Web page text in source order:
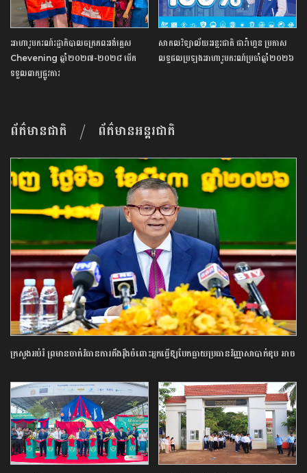
អាហារូបករណ៍​រដ្ឋាភិបាល​ចក្រភព​អង់គ្លេស​ ​
Chevening​ ​ឆ្នាំ​២០២៧​-​២០២៨​ ​បើក​
ទទួល​ពាក្យ​ផ្លូវការ​
សាកលវិទ្យាល័យ​អន្តរជាតិ ​ផារ៉ាហ្គន ​ប្រកាស​
លទ្ធផល​ប្រឡង​អាហារូបករណ៍​ប្រចាំ​ឆ្នាំ​២០២៦​
ព័ត៌មានជាតិ ព័ត៌មានអន្តរជាតិ
ក្រសួង​អប់រំ ​ព្រមាន​ចាត់​វិធានការ​តឹងរ៉ឹង​ចំពោះ​អ្នក​ធ្វើឱ្យ​បែកធ្លាយ​ប្រធាន​វិញ្ញាសា​បាក់ឌុប ​អាច​